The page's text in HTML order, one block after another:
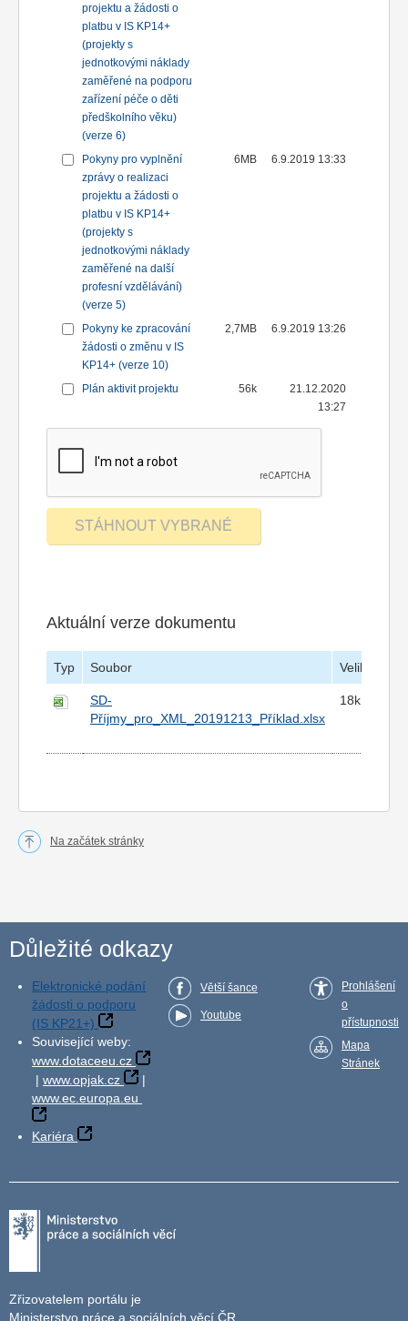
projektu a žádosti o
platbu v IS KP14+
(projekty s
jednotkovými náklady
zaměřené na podporu
zařízení péče o děti
předškolního věku)
(verze 6)
Pokyny pro vyplnění
zprávy o realizaci
projektu a žádosti o
platbu v IS KP14+
(projekty s
jednotkovými náklady
zaměřené na další
profesní vzdělávání)
(verze 5)
6MB 6.9.2019 13:33
Pokyny ke zpracování
žádosti o změnu v IS
KP14+ (verze 10)
2,7MB 6.9.2019 13:26
Plán aktivit projektu 56k
21.12.2020
13:27
Aktuální verze dokumentu
Typ Soubor Velikost
SD-
Příjmy_pro_XML_20191213_Příklad.xlsx
18k
Na začátek stránky
Důležité odkazy
Elektronické podání
žádosti o podporu
(IS KP21+)
Související weby:
www.dotaceeu.cz
| www.opjak.cz
|
www.ec.europa.eu
Kariéra
Větší šance
Youtube
Prohlášení
o
přístupnosti
Mapa
Stránek
Zřizovatelem portálu je
Ministerstvo práce a sociálních věcí ČR